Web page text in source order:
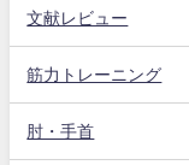
文献レビュー
筋力トレーニング
肘・手首